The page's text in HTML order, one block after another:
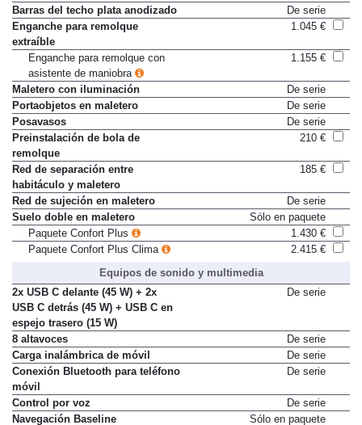
Bandeja cubremaletero
De serie
Barras del techo plata anodizado
De serie
Enganche para remolque
extraíble
Enganche para remolque con
asistente de maniobra
Maletero con iluminación
De serie
Portaobjetos en maletero
De serie
Posavasos
De serie
Preinstalación de bola de
remolque
Red de separación entre
habitáculo y maletero
Red de sujeción en maletero
De serie
Suelo doble en maletero
Sólo en paquete
Paquete Confort Plus
1.430 €
Equipos de sonido y multimedia
2x USB C delante (45 W) + 2x
USB C detrás (45 W) + USB C en
espejo trasero (15 W)
8 altavoces
De serie
Carga inalámbrica de móvil
De serie
Conexión Bluetooth para teléfono
móvil
Control por voz
De serie